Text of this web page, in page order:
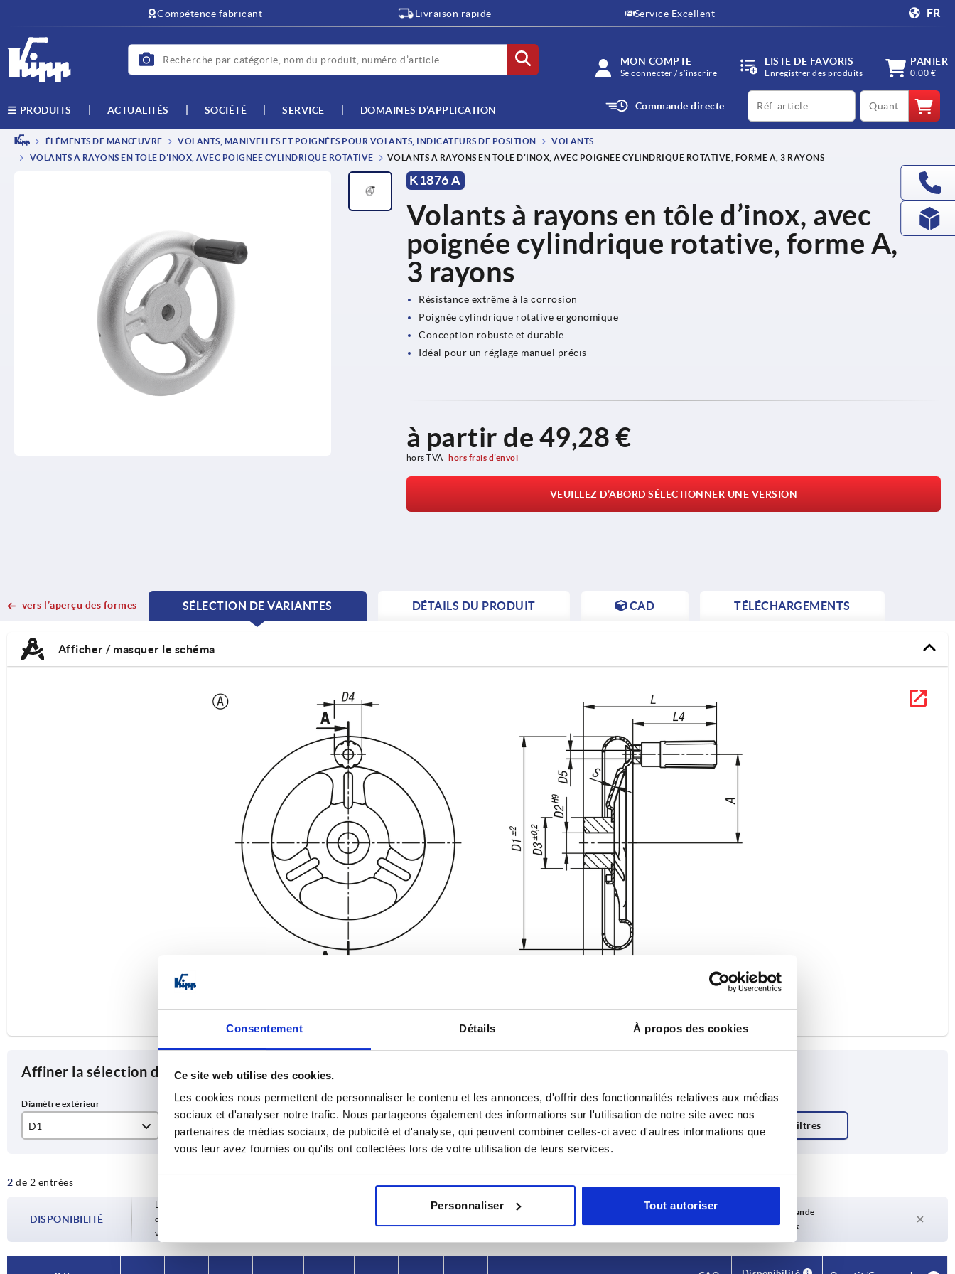
Consentement Détails À propos des cookies
Ce site web utilise des cookies.
Les cookies nous permettent de personnaliser le contenu et les annonces, d'offrir des fonctionnalités relatives aux médias
sociaux et d'analyser notre trafic. Nous partageons également des informations sur l'utilisation de notre site avec nos
partenaires de médias sociaux, de publicité et d'analyse, qui peuvent combiner celles-ci avec d'autres informations que
vous leur avez fournies ou qu'ils ont collectées lors de votre utilisation de leurs services.
Personnaliser Tout autoriser
Compétence fabricant Livraison rapide Service Excellent FR
MON COMPTE
Se connecter / s’inscrire
LISTE DE FAVORIS
Enregistrer des produits
PANIER
0,00 €
PRODUITS ACTUALITÉS SOCIÉTÉ SERVICE DOMAINES D’APPLICATION Commande directe
productCode qty
ÉLÉMENTS DE MANŒUVRE VOLANTS, MANIVELLES ET POIGNÉES POUR VOLANTS, INDICATEURS DE POSITION
VOLANTS
VOLANTS À RAYONS EN TÔLE D’INOX, AVEC POIGNÉE CYLINDRIQUE ROTATIVE
VOLANTS À RAYONS EN TÔLE D’INOX, AVEC POIGNÉE CYLINDRIQUE ROTATIVE, FORME A, 3 RAYONS
K1876 A
Volants à rayons en tôle d’inox, avec
poignée cylindrique rotative, forme A,
3 rayons
Résistance extrême à la corrosion
Poignée cylindrique rotative ergonomique
Conception robuste et durable
Idéal pour un réglage manuel précis
à partir de 49,28 €
hors TVA hors frais d’envoi
VEUILLEZ D’ABORD SÉLECTIONNER UNE VERSION
vers l’aperçu des formes
SÉLECTION DE VARIANTES
CURRENT
CURRENT
DÉTAILS DU PRODUIT CAD TÉLÉCHARGEMENTS
Afficher / masquer le schéma
Affiner la sélection des articles
D1
12H9
D3
30
Modèle 1
Alésage
Modèle 2
avec poignée
2 de 2 entrées
DISPONIBILITÉ
Les disponibilités sont mises à jour plusieurs fois par jour à intervalles réguliers. La date
d’expédition confirmée vous est communiquée à l’étape finale, avant la finalisation de
votre commande.
Délai de livraison sur demande
4-20 jours
Actuellement pas en stock